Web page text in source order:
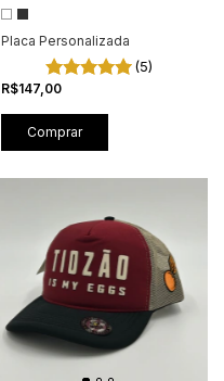
Placa Personalizada
(5)
R$147,00
Comprar